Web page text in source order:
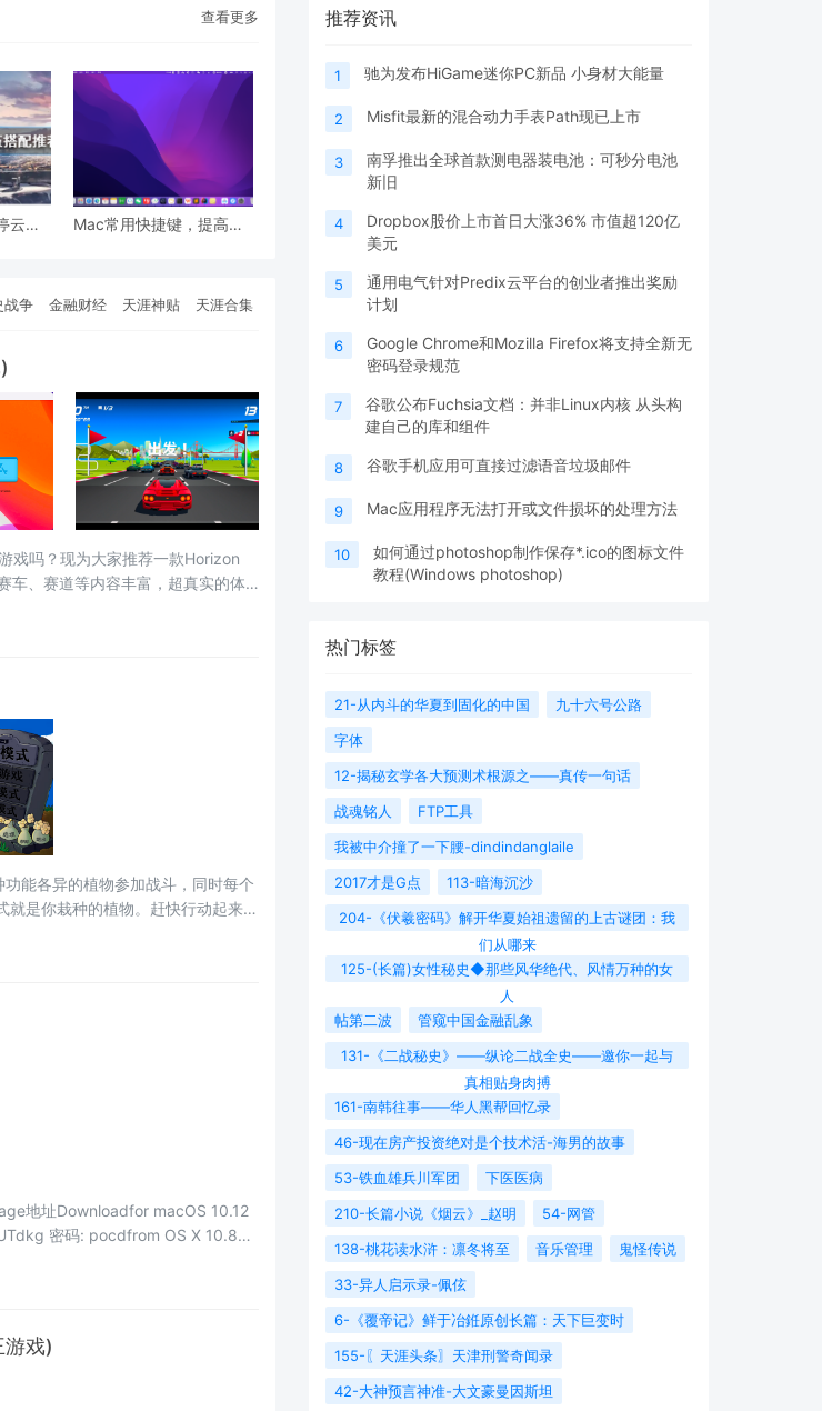
查看更多
云队
Mac常用快捷键，提高工
战争 金融财经 天涯神贴 天涯合集
戏吗？现为大家推荐一款Horizon
车、赛道等内容丰富，超真实的体
Mac版安装教程下载完成后，打开
戏介绍重新设计了16位图形Hori
能各异的植物参加战斗，同时每个
是你栽种的植物。赶快行动起来，
【Plants Vs.Zombies】拖入右侧
地址Downloadfor macOS 10.12
密码: pocdfrom OS X 10.8
戏)
推荐资讯
1 驰为发布HiGame迷你PC新品 小身材大能量
2 Misfit最新的混合动力手表Path现已上市
3
南孚推出全球首款测电器装电池：可秒分电池
新旧
4
Dropbox股价上市首日大涨36% 市值超120亿
美元
5
通用电气针对Predix云平台的创业者推出奖励
计划
6
Google Chrome和Mozilla Firefox将支持全新无
密码登录规范
7
谷歌公布Fuchsia文档：并非Linux内核 从头构
建自己的库和组件
8 谷歌手机应用可直接过滤语音垃圾邮件
9 Mac应用程序无法打开或文件损坏的处理方法
10
如何通过photoshop制作保存*.ico的图标文件
教程(Windows photoshop)
热门标签
21-从内斗的华夏到固化的中国
九十六号公路
字体
12-揭秘玄学各大预测术根源之——真传一句话
战魂铭人
FTP工具
我被中介撞了一下腰-dindindanglaile
2017才是G点
113-暗海沉沙
204-《伏羲密码》解开华夏始祖遗留的上古谜团：我
们从哪来
125-(长篇)女性秘史◆那些风华绝代、风情万种的女
人
帖第二波
管窥中国金融乱象
131-《二战秘史》——纵论二战全史——邀你一起与
真相贴身肉搏
161-南韩往事——华人黑帮回忆录
46-现在房产投资绝对是个技术活-海男的故事
53-铁血雄兵川军团
下医医病
210-长篇小说《烟云》_赵明
54-网管
138-桃花读水浒：凛冬将至
音乐管理
鬼怪传说
33-异人启示录-佩伭
6-《覆帝记》鲜于冶銋原创长篇：天下巨变时
155-〖天涯头条〗天津刑警奇闻录
42-大神预言神准-大文豪曼因斯坦